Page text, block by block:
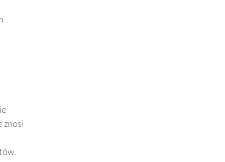
znosi